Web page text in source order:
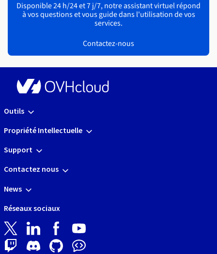
Disponible 24 h/24 et 7 j/7, notre assistant virtuel répond
à vos questions et vous guide dans l'utilisation de vos
services.
Contactez-nous
Outils
Propriété Intellectuelle
Support
Contactez nous
News
Réseaux sociaux